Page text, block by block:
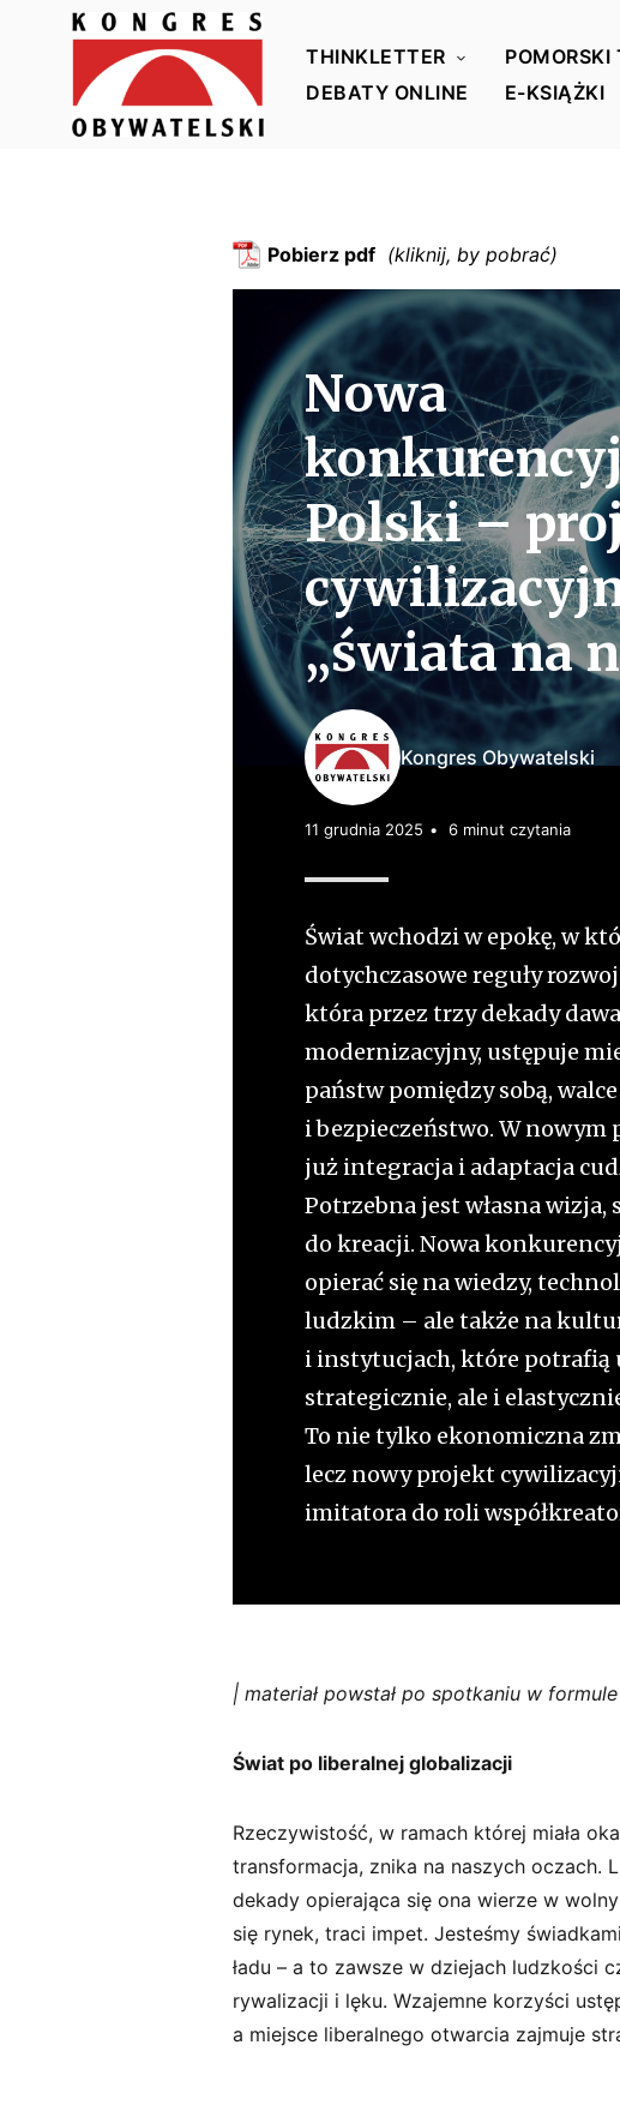
THINKLETTER POMORSKI
DEBATY ONLINE
E-KSIĄŻKI
Pobierz pdf
Nowa
Polski –
„świata na
Kongres Obywatelski
11 grudnia 2025 6 minut czytania
Świat wchodzi w epokę, w
dotychczasowe reguły
która przez trzy dekady
modernizacyjny, ustępuje
państw pomiędzy sobą,
i bezpieczeństwo. W
już integracja i adaptacja
Potrzebna jest własna wizja,
do kreacji. Nowa
opierać się na wiedzy,
ludzkim – ale także na
i instytucjach, które potrafią
strategicznie, ale i
To nie tylko ekonomiczna
lecz nowy projekt
imitatora do roli
| materiał powstał po spotkaniu w
Świat po liberalnej globalizacji
Rzeczywistość, w ramach której miała
transformacja, znika na naszych oczach.
dekady opierająca się ona wierze w
się rynek, traci impet. Jesteśmy
ładu – a to zawsze w dziejach ludzkości
rywalizacji i lęku. Wzajemne korzyści
a miejsce liberalnego otwarcia zajmuje